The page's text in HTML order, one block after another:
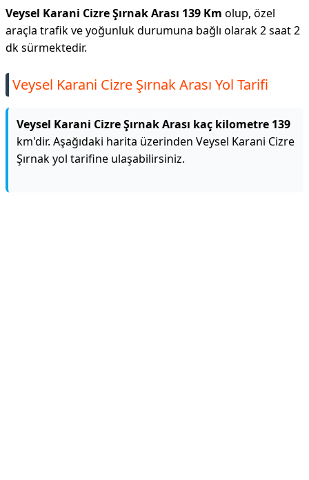
Veysel Karani Cizre Şırnak Arası 139 Km olup, özel
araçla trafik ve yoğunluk durumuna bağlı olarak 2 saat 2
dk sürmektedir.
Veysel Karani Cizre Şırnak Arası Yol Tarifi
Veysel Karani Cizre Şırnak Arası kaç kilometre 139
km'dir. Aşağıdaki harita üzerinden Veysel Karani Cizre
Şırnak yol tarifine ulaşabilirsiniz.